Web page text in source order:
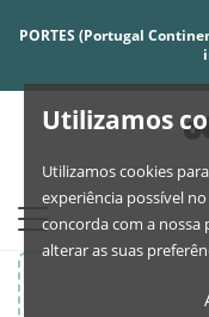
Utilizamos
Utilizamos cookies
experiência possível
concorda com a nossa
alterar as suas
PORTES (Portugal